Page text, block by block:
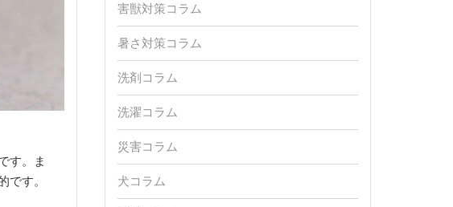
す。ま
す。
害獣対策コラム
暑さ対策コラム
洗剤コラム
洗濯コラム
災害コラム
犬コラム